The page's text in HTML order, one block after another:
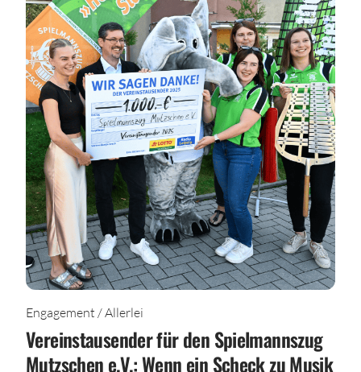
Engagement / Allerlei
Vereinstausender für den Spielmannszug
Mutzschen e.V.: Wenn ein Scheck zu Musik